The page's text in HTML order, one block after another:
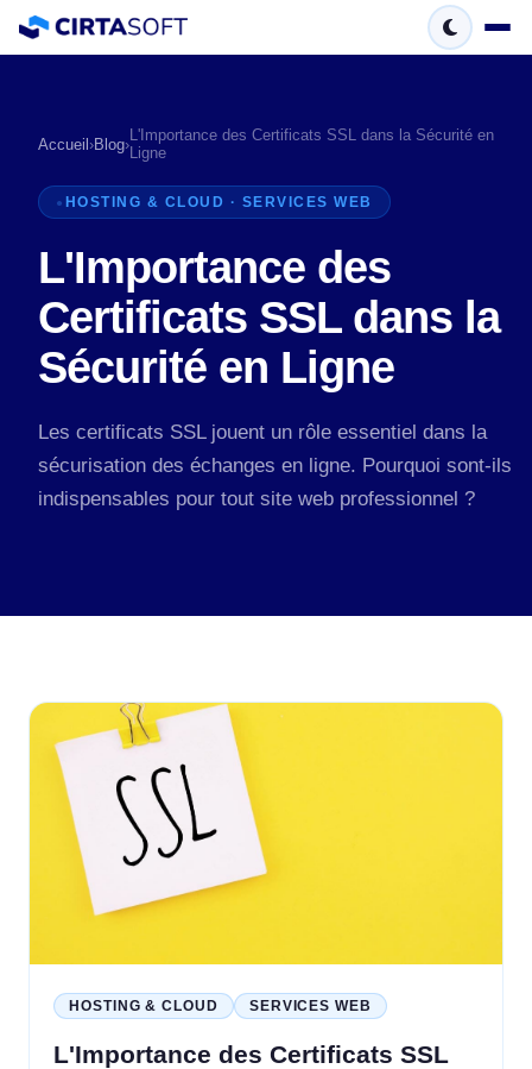
Accueil›Blog›L'Importance des Certificats SSL dans la Sécurité en
Ligne
HOSTING & CLOUD · SERVICES WEB
L'Importance des
Certificats SSL dans la
Sécurité en Ligne
Les certificats SSL jouent un rôle essentiel dans la
sécurisation des échanges en ligne. Pourquoi sont-ils
indispensables pour tout site web professionnel ?
HOSTING & CLOUD SERVICES WEB
L'Importance des Certificats SSL